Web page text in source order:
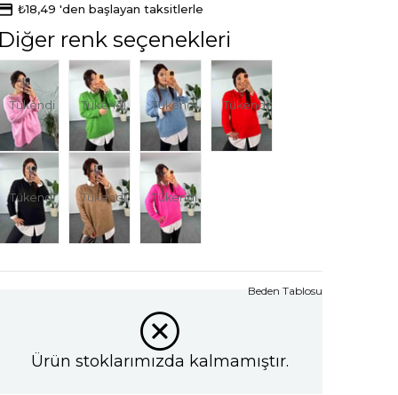
₺18,49 'den başlayan taksitlerle
Diğer renk seçenekleri
Tükendi Tükendi Tükendi Tükendi
Tükendi Tükendi Tükendi
Ürün stoklarımızda kalmamıştır.
Beden Tablosu